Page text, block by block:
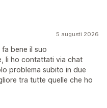
5 augusti 2026
bene il suo
li ho contattati via chat
problema subito in due
tra tutte quelle che ho